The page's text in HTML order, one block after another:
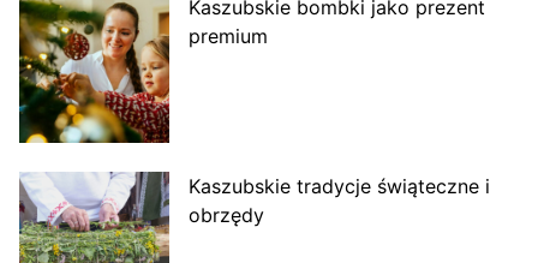
Kaszubskie bombki jako prezent
premium
Kaszubskie tradycje świąteczne i
obrzędy